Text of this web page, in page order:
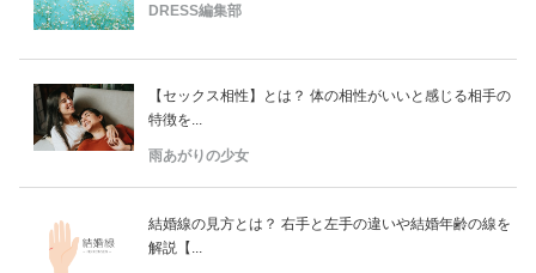
DRESS編集部
【セックス相性】とは？ 体の相性がいいと感じる相手の
特徴を...
雨あがりの少女
結婚線の見方とは？ 右手と左手の違いや結婚年齢の線を
解説【...